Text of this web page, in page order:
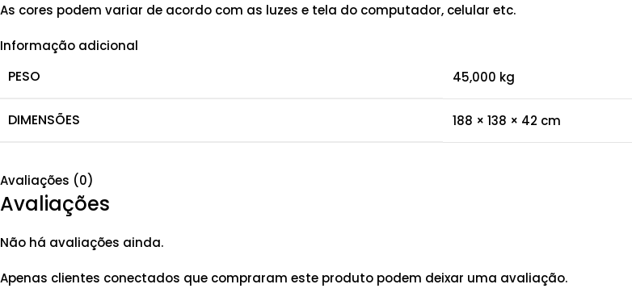
As cores podem variar de acordo com as luzes e tela do computador, celular etc.
Informação adicional
PESO 45,000 kg
DIMENSÕES 188 × 138 × 42 cm
Avaliações (0)
Avaliações
Não há avaliações ainda.
Apenas clientes conectados que compraram este produto podem deixar uma avaliação.